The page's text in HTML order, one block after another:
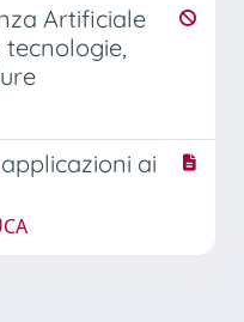
Artificiale
ai